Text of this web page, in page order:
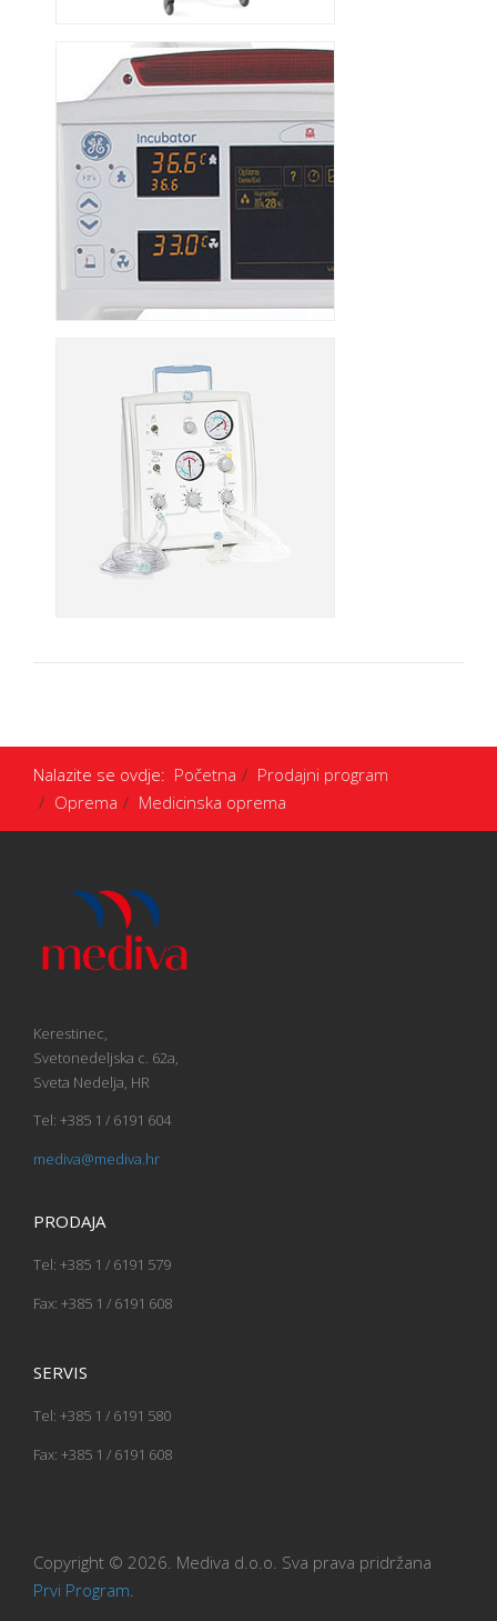
Nalazite se ovdje: Početna
Prodajni program
Oprema
Medicinska oprema
Kerestinec,
Svetonedeljska c. 62a,
Sveta Nedelja, HR
Tel: +385 1 / 6191 604
mediva@mediva.hr
PRODAJA
Tel: +385 1 / 6191 579
Fax: +385 1 / 6191 608
SERVIS
Tel: +385 1 / 6191 580
Fax: +385 1 / 6191 608
Copyright © 2026. Mediva d.o.o. Sva prava pridržana
Prvi Program.